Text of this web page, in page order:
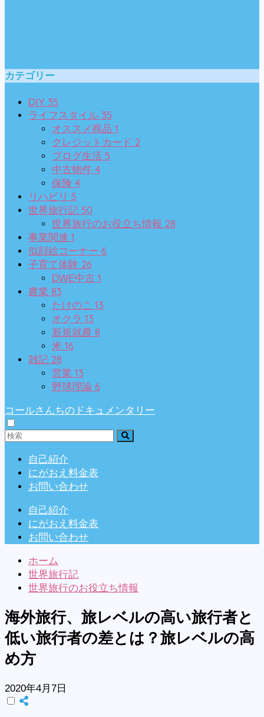
カテゴリー
DIY 35
ライフスタイル 35
オススメ商品 1
クレジットカード 2
ブログ生活 5
中古物件 4
保険 4
リハビリ 5
世界旅行記 50
世界旅行のお役立ち情報 28
事業関連 1
似顔絵コーナー 6
子育て体験 26
DWE中古 1
農業 83
たけのこ 13
オクラ 13
新規就農 8
米 16
雑記 28
営業 13
野球理論 6
コールさんちのドキュメンタリー
自己紹介
にがおえ料金表
お問い合わせ
自己紹介
にがおえ料金表
お問い合わせ
ホーム
世界旅行記
世界旅行のお役立ち情報
海外旅行、旅レベルの高い旅行者と
低い旅行者の差とは？旅レベルの高
め方
2020年4月7日